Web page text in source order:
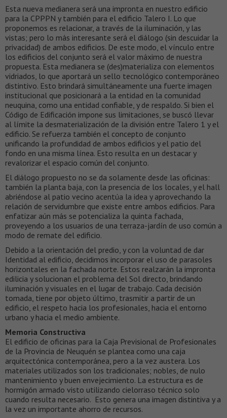
Esta nueva medianera será una impronta en nuestro edificio
para la CPPPN y también para el edificio Talero I. Lo que
proponemos es relacionar, a través de la iluminación, y las
vistas; pero lo más interesante será el diálogo (sin descuidar la
privacidad) de ambos edificios. De este modo, el vínculo entre
los edificios del conjunto será el valor máximo de nuestra
propuesta. Esta medianera se (des)materializa con elementos
vidriados, lo que aportará un sello tecnológico contemporáneo
distintivo. Esto brindará simultáneamente una fuerte imagen
institucional que posicionará a la entidad en la comunidad
neuquina, como una entidad confiable, y de respaldo. Si bien el
Código de Edificación impone sus limitaciones, se buscó llevar
al límite la desmaterialización de la división entre Talero 1 y el
edificio. Se refuerza también el concepto de conjunto
unificando la profundidad de ambos edificios y el patio del
fondo en una misma línea. Esto resulta en un destacar y
revalorizar el espacio común del conjunto.
El diálogo propuesto no se da solamente desde las oficinas:
también la planta baja, con la presencia de los locales, y el hall
abriéndose al patio vecino acentúa la idea y aprovechando la
relación de servidumbre que existe entre ambos edificios. Para
enfatizar aún más se potencializa la quinta fachada,
proveyendo a los usuarios de una terraza-jardín de uso común a
modo de remate del edificio.
Debido a la orientación del predio, y con la voluntad de dar
Identidad al edificio, decidimos incorporar el uso de parasoles
horizontales en la fachada norte. Estos realzarán la impronta
edilicia y solucionan el problema del Sol directo, brindando
iluminación y visuales en el lugar de trabajo. Cada decisión
tomada, tiene por objeto último, trasmitir a partir de un
edificio, el respeto hacia los profesionales, hacia el entorno
urbano y hacia el medio ambiente.
Memoria Constructiva
El edificio de oficinas para la Caja Previsional de Profesionales
de la Provincia de Neuquén se plantea como una caja
arquitectónica contemporánea, pero a la vez austera. Los
materiales utilizados son los tradicionales; nobles, de nulo
mantenimiento y buen envejecimiento. La estructura es de
hormigón armado visto utilizando cielorraso técnico solo
cuando resulta necesario. Esto genera una imagen distintiva y a
la vez un importante ahorro de recursos.